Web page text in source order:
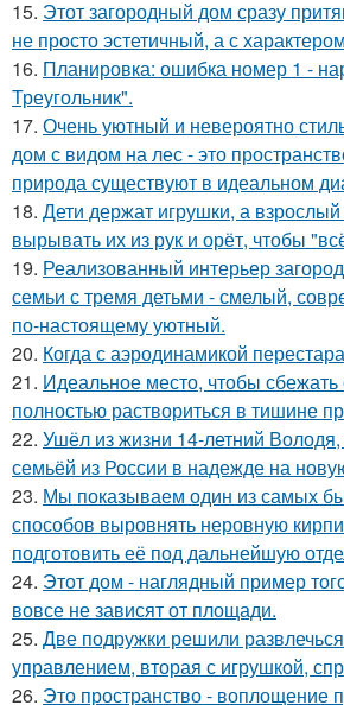
15. Этот загородный дом сразу
не просто эстетичный, а с
16. Планировка: ошибка номер 1 -
Треугольник".
17. Очень уютный и невероятно
дом с видом на лес - это
природа существуют в идеальном
18. Дети держат игрушки, а
вырывать их из рук и орёт, чтобы
19. Реализованный интерьер
семьи с тремя детьми - смелый,
по-настоящему уютный.
20. Когда с аэродинамикой
21. Идеальное место, чтобы сбежать
полностью раствориться в тишине
22. Ушёл из жизни 14-летний
семьёй из России в надежде на
23. Мы показываем один из самых
способов выровнять неровную
подготовить её под дальнейшую
24. Этот дом - наглядный пример
вовсе не зависят от площади.
25. Две подружки решили
управлением, вторая с игрушкой,
26. Это пространство - воплощение